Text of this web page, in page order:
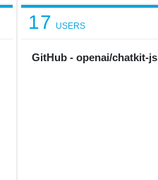
GitHub - openai/chatkit-js
17 USERS